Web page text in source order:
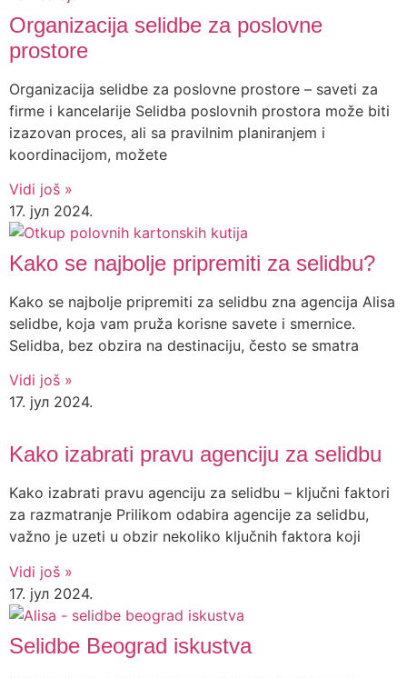
Organizacija selidbe za poslovne
prostore
Organizacija selidbe za poslovne prostore – saveti za
firme i kancelarije Selidba poslovnih prostora može biti
izazovan proces, ali sa pravilnim planiranjem i
koordinacijom, možete
Vidi još »
17. јул 2024.
Kako se najbolje pripremiti za selidbu?
Kako se najbolje pripremiti za selidbu zna agencija Alisa
selidbe, koja vam pruža korisne savete i smernice.
Selidba, bez obzira na destinaciju, često se smatra
Vidi još »
17. јул 2024.
Kako izabrati pravu agenciju za selidbu
Kako izabrati pravu agenciju za selidbu – ključni faktori
za razmatranje Prilikom odabira agencije za selidbu,
važno je uzeti u obzir nekoliko ključnih faktora koji
Vidi još »
17. јул 2024.
Selidbe Beograd iskustva